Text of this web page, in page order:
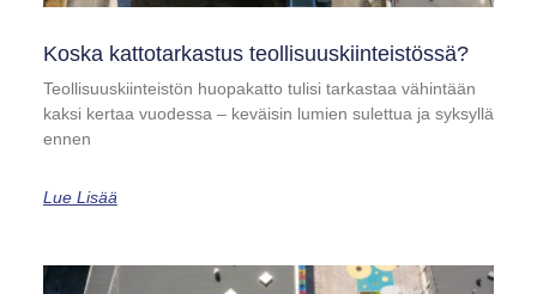
Koska kattotarkastus teollisuuskiinteistössä?
Teollisuuskiinteistön huopakatto tulisi tarkastaa vähintään
kaksi kertaa vuodessa – keväisin lumien sulettua ja syksyllä
ennen
Lue Lisää